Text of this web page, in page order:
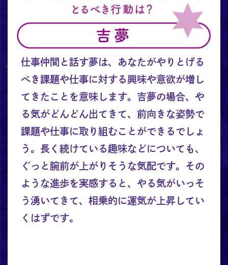
仕事仲間と話す夢は、あなたがやりとげる
べき課題や仕事に対する興味や意欲が増し
てきたことを意味します。吉夢の場合、や
る気がどんどん出てきて、前向きな姿勢で
課題や仕事に取り組むことができるでしょ
う。長く続けている趣味などについても、
ぐっと腕前が上がりそうな気配です。その
ような進歩を実感すると、やる気がいっそ
う湧いてきて、相乗的に運気が上昇してい
くはずです。